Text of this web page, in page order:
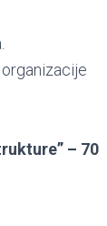
– 70